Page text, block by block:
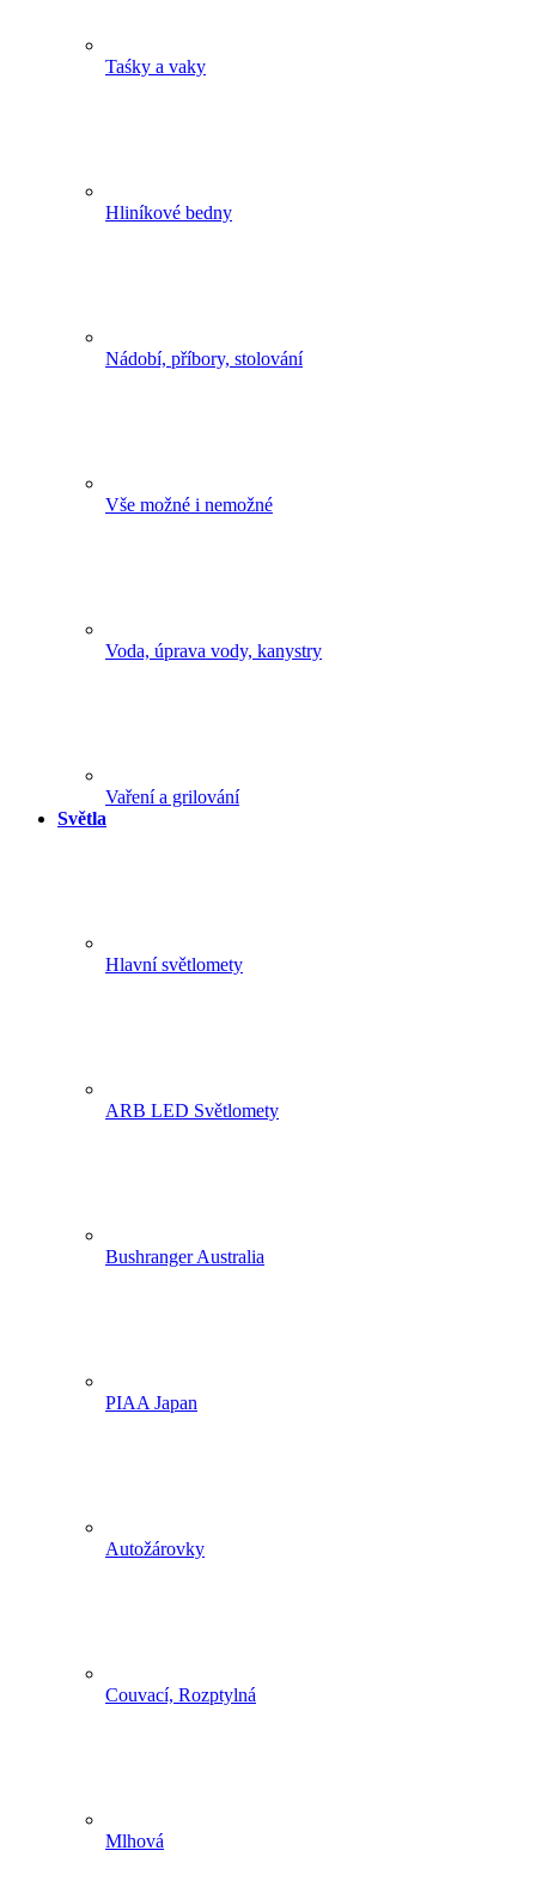
Taśky a vaky
Hliníkové bedny
Nádobí, příbory, stolování
Vše možné i nemožné
Voda, úprava vody, kanystry
Vaření a grilování
Světla
Hlavní světlomety
ARB LED Světlomety
Bushranger Australia
PIAA Japan
Autožárovky
Couvací, Rozptylná
Mlhová